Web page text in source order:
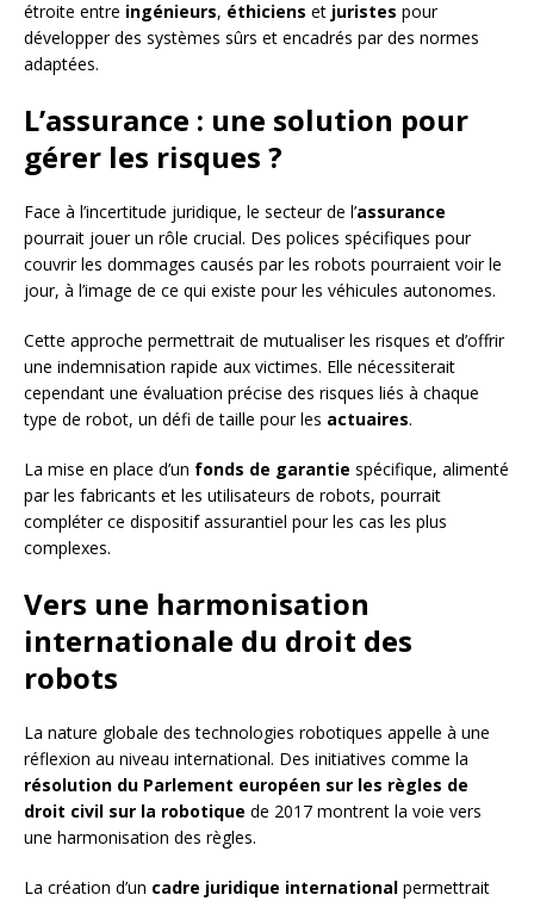
étroite entre ingénieurs, éthiciens et juristes pour
développer des systèmes sûrs et encadrés par des normes
adaptées.
L’assurance : une solution pour
gérer les risques ?
Face à l’incertitude juridique, le secteur de l’assurance
pourrait jouer un rôle crucial. Des polices spécifiques pour
couvrir les dommages causés par les robots pourraient voir le
jour, à l’image de ce qui existe pour les véhicules autonomes.
Cette approche permettrait de mutualiser les risques et d’offrir
une indemnisation rapide aux victimes. Elle nécessiterait
cependant une évaluation précise des risques liés à chaque
type de robot, un défi de taille pour les actuaires.
La mise en place d’un fonds de garantie spécifique, alimenté
par les fabricants et les utilisateurs de robots, pourrait
compléter ce dispositif assurantiel pour les cas les plus
complexes.
Vers une harmonisation
internationale du droit des
robots
La nature globale des technologies robotiques appelle à une
réflexion au niveau international. Des initiatives comme la
résolution du Parlement européen sur les règles de
droit civil sur la robotique de 2017 montrent la voie vers
une harmonisation des règles.
La création d’un cadre juridique international permettrait